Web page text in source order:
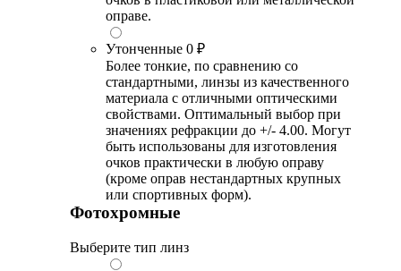
оправе.
Утонченные 0 ₽
Более тонкие, по сравнению со
стандартными, линзы из качественного
материала с отличными оптическими
свойствами. Оптимальный выбор при
значениях рефракции до +/- 4.00. Могут
быть использованы для изготовления
очков практически в любую оправу
(кроме оправ нестандартных крупных
или спортивных форм).
Фотохромные
Выберите тип линз